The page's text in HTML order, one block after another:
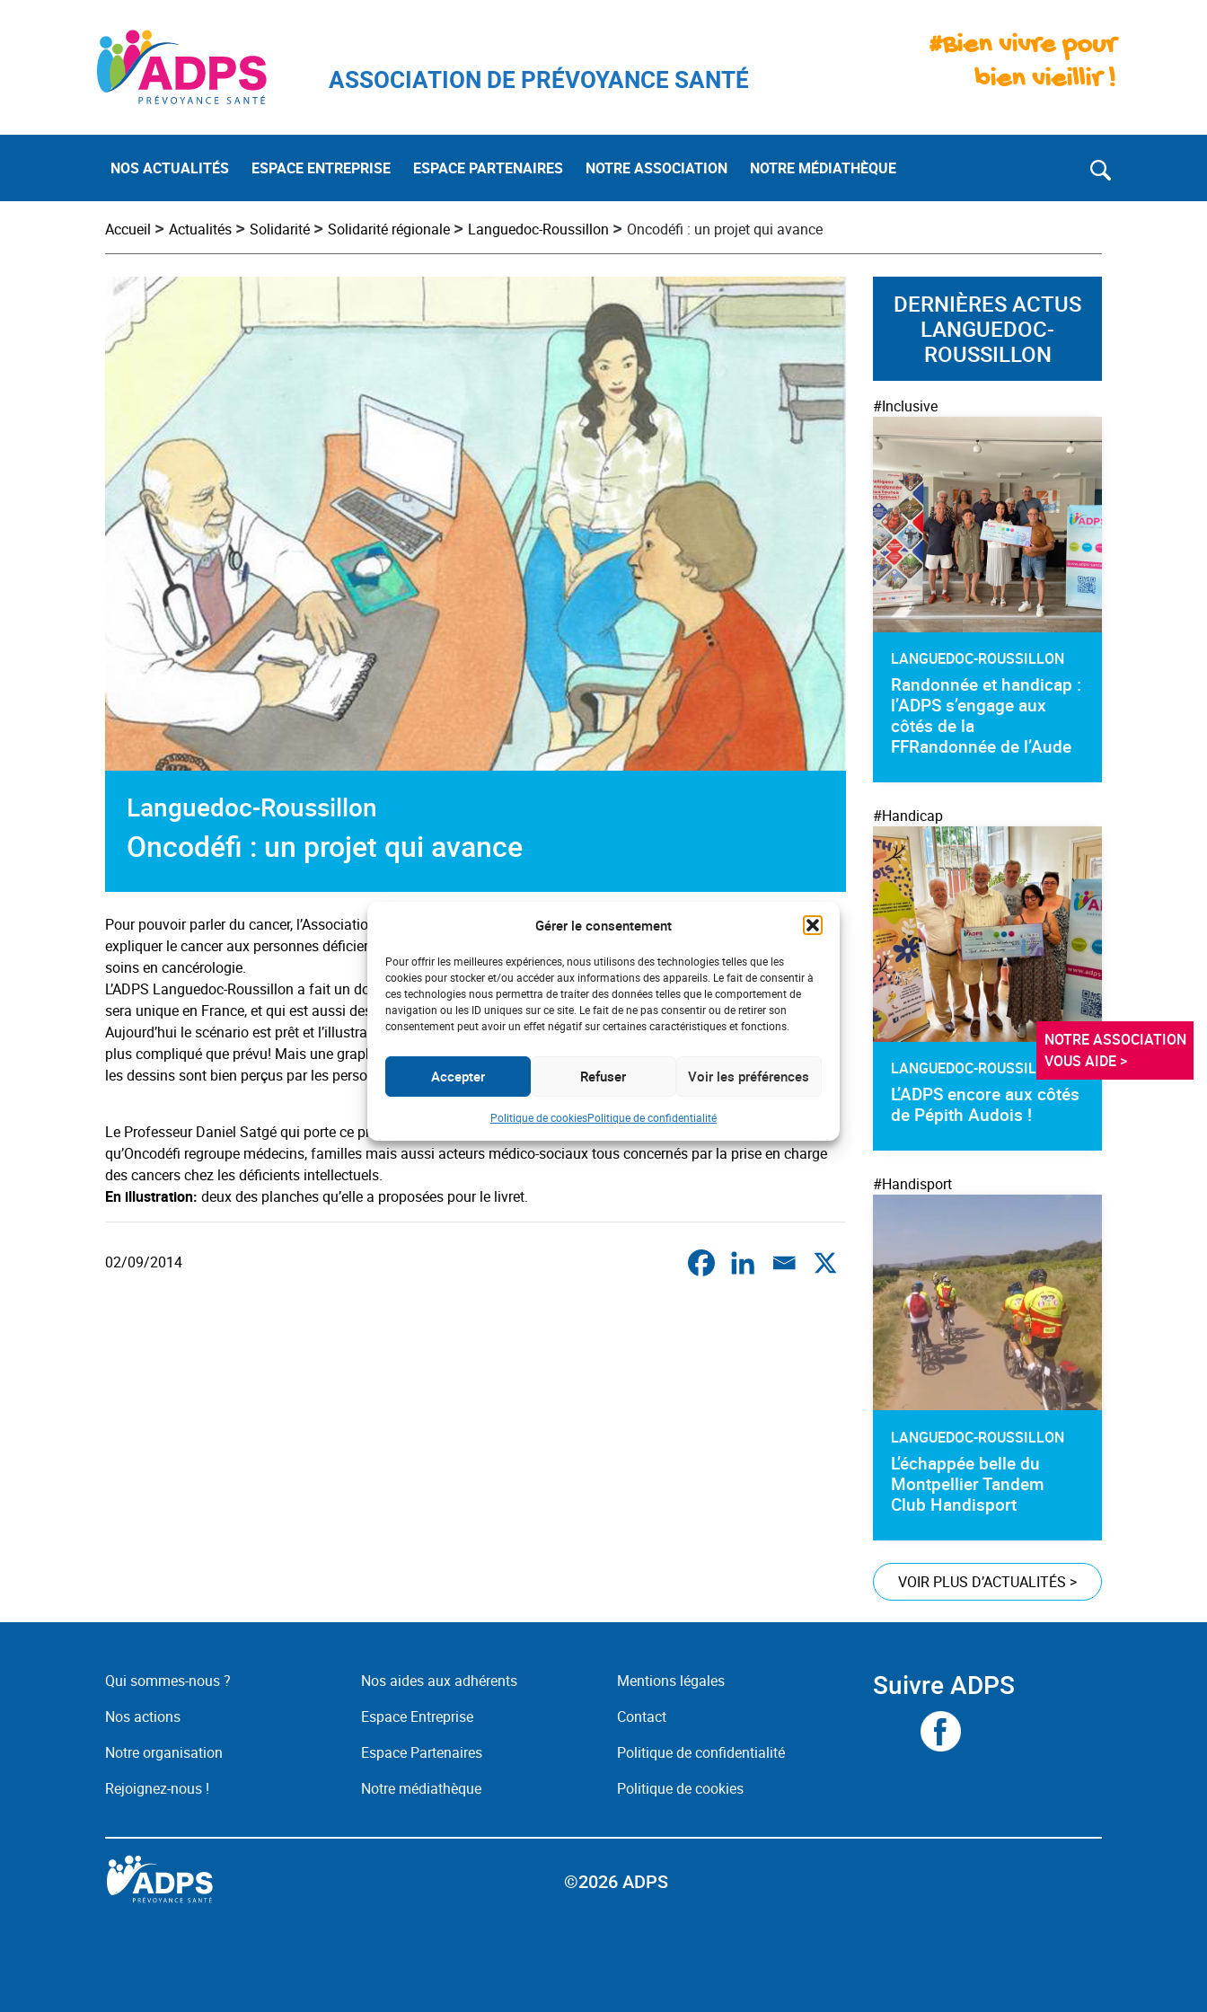
Gérer le consentement
Pour offrir les meilleures expériences, nous utilisons des technologies telles que les
cookies pour stocker et/ou accéder aux informations des appareils. Le fait de consentir à
ces technologies nous permettra de traiter des données telles que le comportement de
navigation ou les ID uniques sur ce site. Le fait de ne pas consentir ou de retirer son
consentement peut avoir un effet négatif sur certaines caractéristiques et fonctions.
Accepter Refuser Voir les préférences
Politique de cookiesPolitique de confidentialité
ASSOCIATION DE PRÉVOYANCE SANTÉ
#Bien vivre pour
bien vieillir !
NOS ACTUALITÉS ESPACE ENTREPRISE ESPACE PARTENAIRES NOTRE ASSOCIATION NOTRE MÉDIATHÈQUE
Accueil > Actualités > Solidarité > Solidarité régionale > Languedoc-Roussillon > Oncodéfi : un projet qui avance
Languedoc-Roussillon
Oncodéfi : un projet qui avance
Pour pouvoir parler du cancer, l’Association Oncodéfi porte le projet de concevoir des livrets pédagogiques pour
expliquer le cancer aux personnes déficientes intellectuelles. Il s’agit de leur présenter les situations et le parcours de
soins en cancérologie.
L’ADPS Languedoc-Roussillon a fait un don de 15 000 € à Oncodéfi en 2013 pour permettre de réaliser ce livret qui
sera unique en France, et qui est aussi destiné à être distribué dans tous les pays francophones, avec le logo ADPS.
Aujourd’hui le scénario est prêt et l’illustratrice choisie, un choix qui paraissait simple au départ… et qui s’est révélé
plus compliqué que prévu! Mais une graphiste de talent a pu être trouvée – qui a séduit les auteurs du livret et dont
les dessins sont bien perçus par les personnes déficientes intellectuelles.
Le Professeur Daniel Satgé qui porte ce projet depuis longtemps a bon espoir de le finaliser avant 2015. Rappelons
qu’Oncodéfi regroupe médecins, familles mais aussi acteurs médico-sociaux tous concernés par la prise en charge
des cancers chez les déficients intellectuels.
En illustration: deux des planches qu’elle a proposées pour le livret.
02/09/2014
DERNIÈRES ACTUS
LANGUEDOC-
ROUSSILLON
#Inclusive
LANGUEDOC-ROUSSILLON
Randonnée et handicap :
l’ADPS s’engage aux
côtés de la
FFRandonnée de l’Aude
#Handicap
LANGUEDOC-ROUSSILLON
L’ADPS encore aux côtés
de Pépith Audois !
#Handisport
LANGUEDOC-ROUSSILLON
L’échappée belle du
Montpellier Tandem
Club Handisport
VOIR PLUS D’ACTUALITÉS >
NOTRE ASSOCIATION
VOUS AIDE >
Qui sommes-nous ?
Nos actions
Notre organisation
Rejoignez-nous !
Nos aides aux adhérents
Espace Entreprise
Espace Partenaires
Notre médiathèque
Mentions légales
Contact
Politique de confidentialité
Politique de cookies
Suivre ADPS
©2026 ADPS